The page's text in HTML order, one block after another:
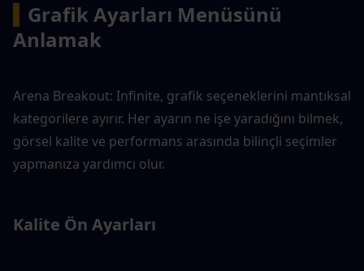
Grafik Ayarları Menüsünü
Anlamak
Arena Breakout: Infinite, grafik seçeneklerini mantıksal
kategorilere ayırır. Her ayarın ne işe yaradığını bilmek,
görsel kalite ve performans arasında bilinçli seçimler
yapmanıza yardımcı olur.
Kalite Ön Ayarları